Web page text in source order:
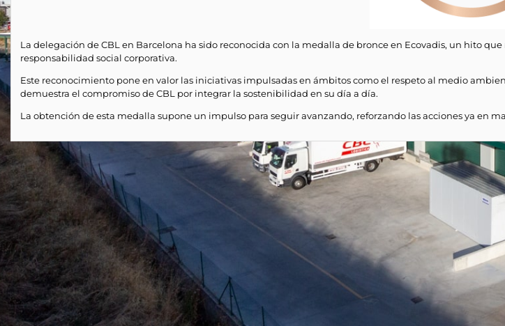
La delegación de CBL en Barcelona ha sido reconocida con la medalla de bronce en Ecovadis, un hito
responsabilidad social corporativa.
Este reconocimiento pone en valor las iniciativas impulsadas en ámbitos como el respeto al medio
demuestra el compromiso de CBL por integrar la sostenibilidad en su día a día.
La obtención de esta medalla supone un impulso para seguir avanzando, reforzando las acciones ya en